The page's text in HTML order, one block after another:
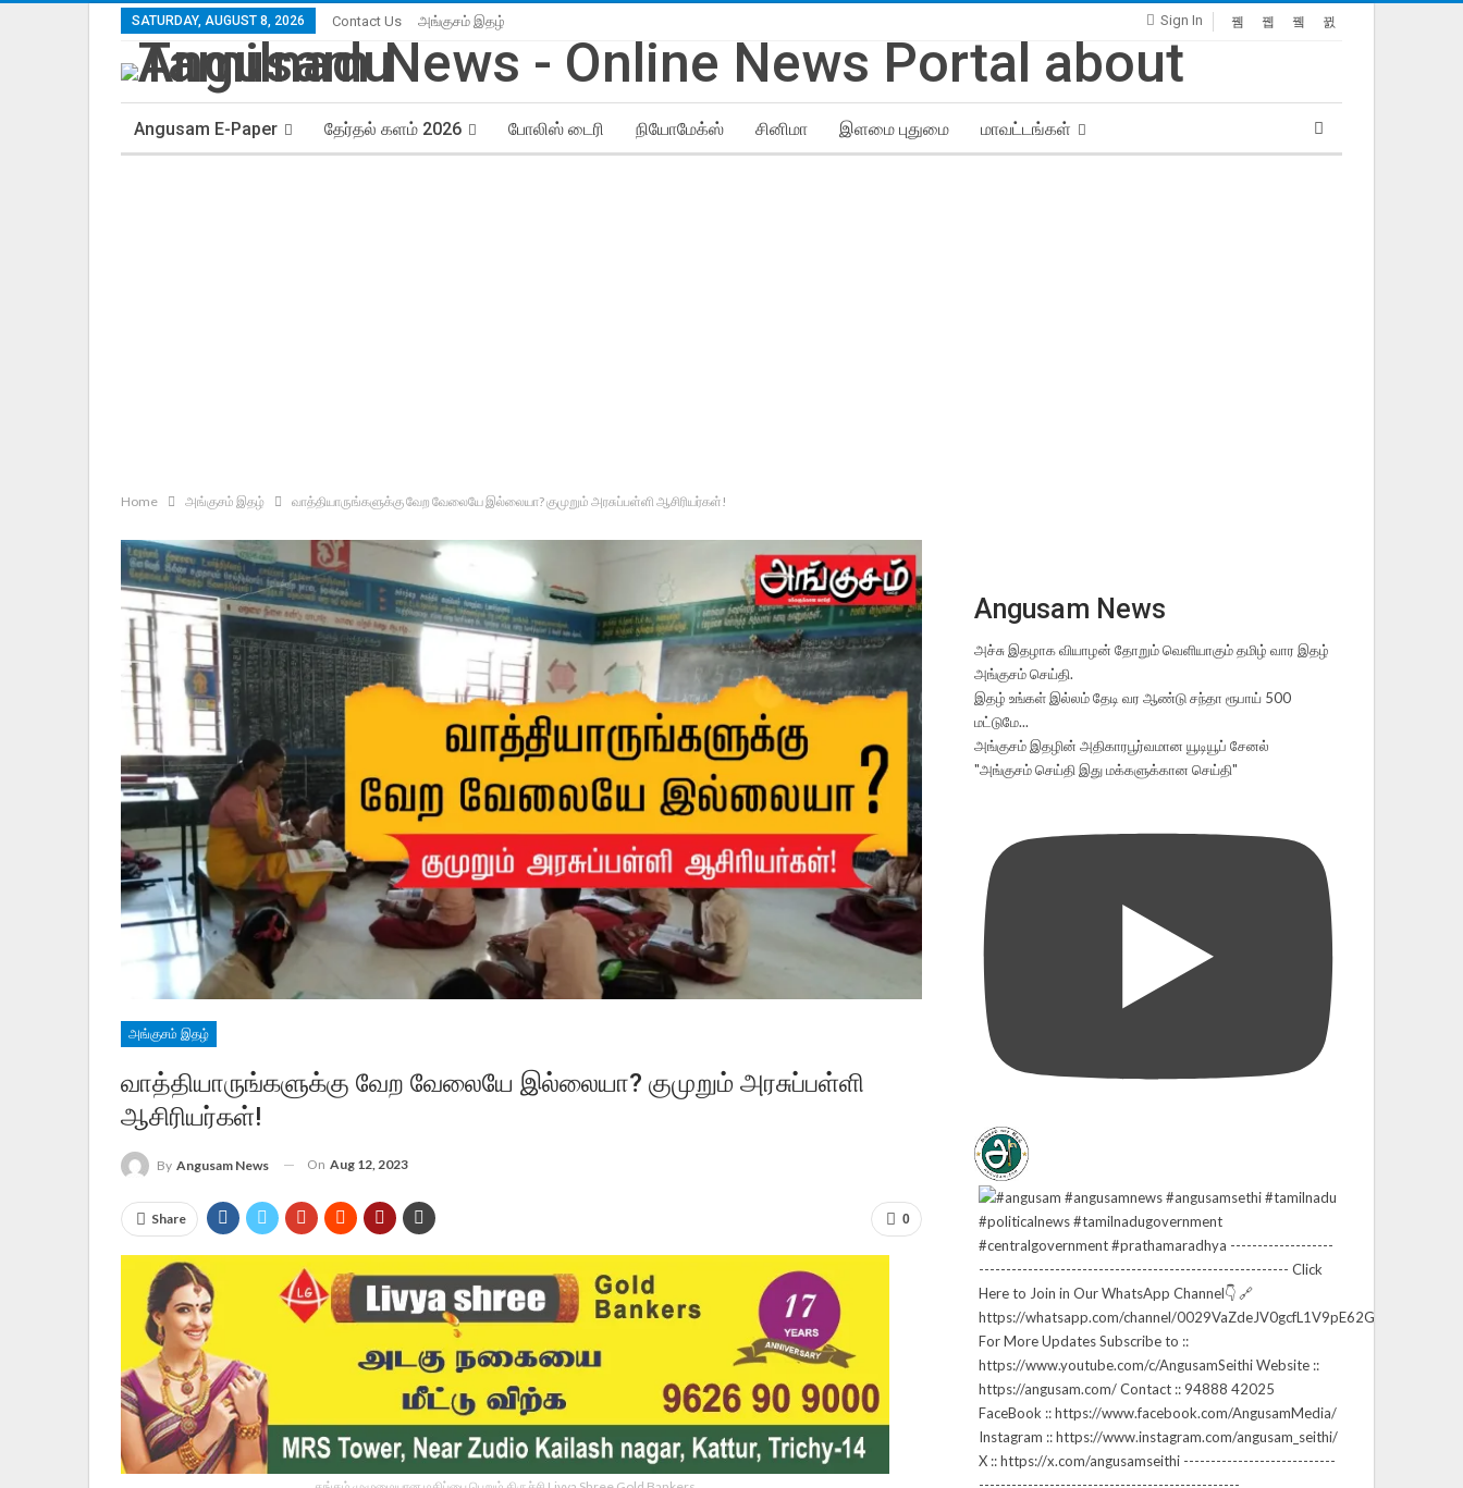
Sign In
SATURDAY, AUGUST 8, 2026 Contact Us அங்குசம் இதழ்
Angusam E-Paper தேர்தல் களம் 2026 போலிஸ் டைரி நியோமேக்ஸ் சினிமா இளமை புதுமை மாவட்டங்கள்
Home அங்குசம் இதழ் வாத்தியாருங்களுக்கு வேற வேலையே இல்லையா? குமுறும் அரசுப்பள்ளி ஆசிரியர்கள்!
அங்குசம் இதழ்
வாத்தியாருங்களுக்கு வேற வேலையே இல்லையா? குமுறும் அரசுப்பள்ளி
ஆசிரியர்கள்!
By Angusam News On Aug 12, 2023
0
Share
Angusam News
அச்சு இதழாக வியாழன் தோறும் வெளியாகும் தமிழ் வார இதழ்
அங்குசம் செய்தி.
இதழ் உங்கள் இல்லம் தேடி வர ஆண்டு சந்தா ரூபாய் 500
மட்டுமே...
அங்குசம் இதழின் அதிகாரபூர்வமான யூடியூப் சேனல்
"அங்குசம் செய்தி இது மக்களுக்கான செய்தி"